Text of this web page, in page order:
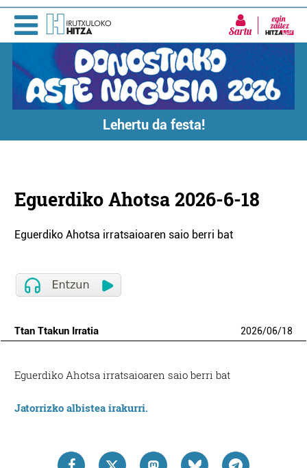
Sartu
Lehertu da festa!
Eguerdiko Ahotsa 2026-6-18
Eguerdiko Ahotsa irratsaioaren saio berri bat
Ttan Ttakun Irratia 2026/06/18
Eguerdiko Ahotsa irratsaioaren saio berri bat
Jatorrizko albistea irakurri.